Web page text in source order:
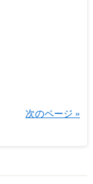
次のページ »